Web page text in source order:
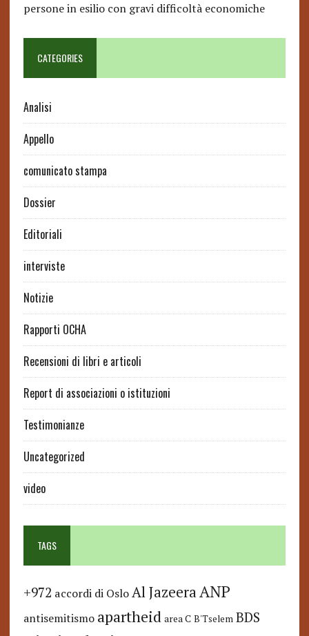
persone in esilio con gravi difficoltà economiche
CATEGORIES
Analisi
Appello
comunicato stampa
Dossier
Editoriali
interviste
Notizie
Rapporti OCHA
Recensioni di libri e articoli
Report di associazioni o istituzioni
Testimonianze
Uncategorized
video
TAGS
+972 accordi di Oslo Al JazeeraANP
antisemitismo apartheid area C B'Tselem BDS